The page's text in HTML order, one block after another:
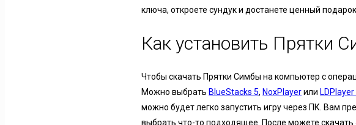
ключа, откроете сундук и достанете ценный
Как установить Прятки
Чтобы скачать Прятки Симбы на компьютер с
Можно выбрать BlueStacks 5, NoxPlayerили LDPlayer
можно будет легко запустить игру через ПК. Вам
выбрать что-то подходящее. После можете